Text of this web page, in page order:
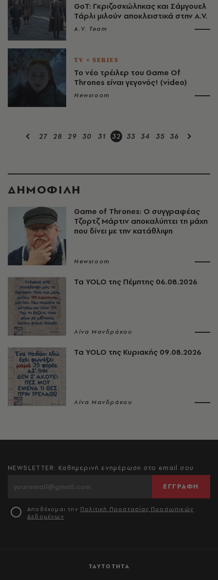
GoT: Γκριζοσκώληκας και Σάμγουελ
Τάρλι μιλούν αποκλειστικά στην A.V.
A.V. Team
TV + SERIES
Το νέο τρέιλερ του Game Of
Thrones είναι γεγονός! (video)
Newsroom
27 28 29 30 31 32 33 34 35 36
ΔΗΜΟΦΙΛΗ
Game of Thrones: Ο συγγραφέας
Τζορτζ Μάρτιν αποκαλύπτει τη μάχη
που δίνει με την κατάθλιψη
Newsroom
Τα YOLO της Πέμπτης 06.08.2026
Λίνα Μανδράκου
Τα YOLO της Κυριακής 09.08.2026
Λίνα Μανδράκου
ΤΑΥΤΟΤΗΤΑ
NEWSLETTER: Καθημερινή ενημέρωση στο email σου
ΕΓΓΡΑΦΗ
Αποδέχομαι την Πολιτική Προστασίας Προσωπικών
Δεδομένων